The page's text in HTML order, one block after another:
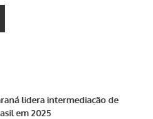
lidera intermediação de
em 2025